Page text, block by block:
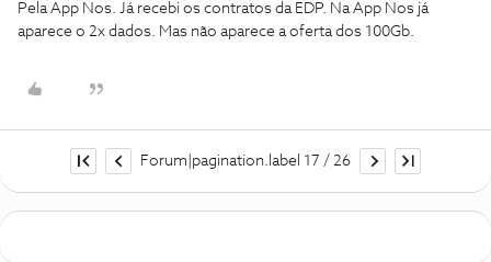
Pela App Nos. Já recebi os contratos da EDP. Na App Nos já
aparece o 2x dados. Mas não aparece a oferta dos 100Gb.
Forum|pagination.label 17 / 26